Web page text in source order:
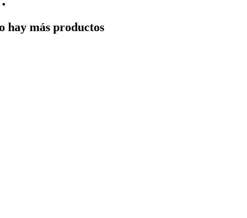
hay más productos